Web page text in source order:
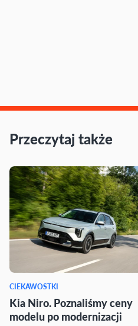
Przeczytaj także
CIEKAWOSTKI
Kia Niro. Poznaliśmy ceny
modelu po modernizacji